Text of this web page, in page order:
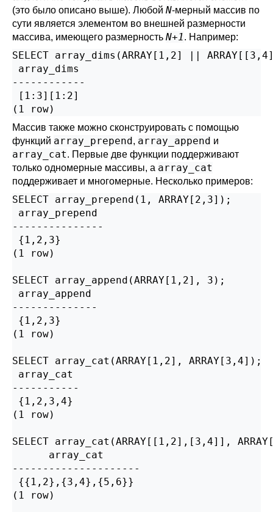
(это было описано выше). Любой N-мерный массив по
сути является элементом во внешней размерности
массива, имеющего размерность N+1. Например:
SELECT array_dims(ARRAY[1,2] ||
array_dims
------------
[1:3][1:2]
(1 row)
Массив также можно сконструировать с помощью
функций array_prepend, array_append и
array_cat. Первые две функции поддерживают
только одномерные массивы, а array_cat
поддерживает и многомерные. Несколько примеров:
SELECT array_prepend(1, ARRAY[2,3]);
array_prepend
---------------
{1,2,3}
(1 row)
SELECT array_append(ARRAY[1,2], 3);
array_append
--------------
{1,2,3}
(1 row)
SELECT array_cat(ARRAY[1,2], ARRAY[3,4]);
array_cat
-----------
{1,2,3,4}
(1 row)
SELECT array_cat(ARRAY[[1,2],[3,4]],
      array_cat
---------------------
{{1,2},{3,4},{5,6}}
(1 row)